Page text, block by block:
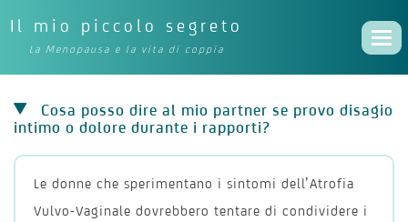
Il mio piccolo segreto
La Menopausa e la vita di coppia
Cosa posso dire al mio partner se provo disagio
intimo o dolore durante i rapporti?
Le donne che sperimentano i sintomi dell’Atrofia
Vulvo-Vaginale dovrebbero tentare di condividere i